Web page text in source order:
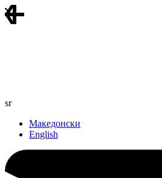
sr
Македонски
English